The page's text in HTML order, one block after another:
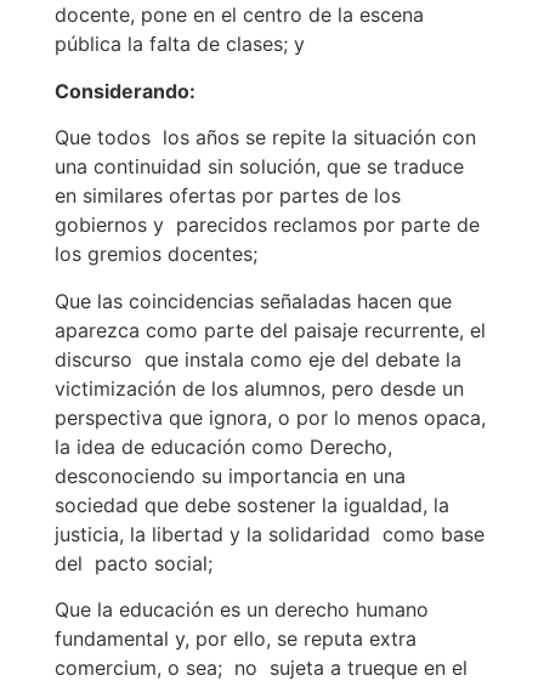
docente, pone en el centro de la escena
pública la falta de clases; y
Considerando:
Que todos los años se repite la situación con
una continuidad sin solución, que se traduce
en similares ofertas por partes de los
gobiernos y parecidos reclamos por parte de
los gremios docentes;
Que las coincidencias señaladas hacen que
aparezca como parte del paisaje recurrente, el
discurso que instala como eje del debate la
victimización de los alumnos, pero desde un
perspectiva que ignora, o por lo menos opaca,
la idea de educación como Derecho,
desconociendo su importancia en una
sociedad que debe sostener la igualdad, la
justicia, la libertad y la solidaridad como base
del pacto social;
Que la educación es un derecho humano
fundamental y, por ello, se reputa extra
comercium, o sea; no sujeta a trueque en el